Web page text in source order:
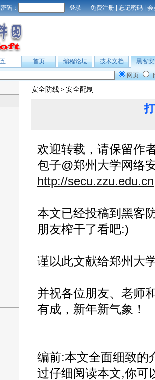
密码： 免费注册 | 忘记密码 | 会
首页 编程论坛 技术文档
黑客安
网页
安全防线 > 安全配制
欢迎转载，请保留作
包子@郑州大学网络
http://secu.zzu.edu.cn
本文已经投稿到黑客
朋友榨干了看吧:)
谨以此文献给郑州大
并祝各位朋友、老师
有成，新年新气象！
编前:本文全面细致的
过仔细阅读本文,你可